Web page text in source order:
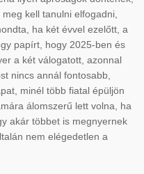
kell tanulni elfogadni,
ha két évvel ezelőtt, a
papírt, hogy 2025-ben és
a két válogatott, azonnal
nincs annál fontosabb,
minél több fiatal épüljön
álomszerű lett volna, ha
akár többet is megnyernek
nem elégedetlen a